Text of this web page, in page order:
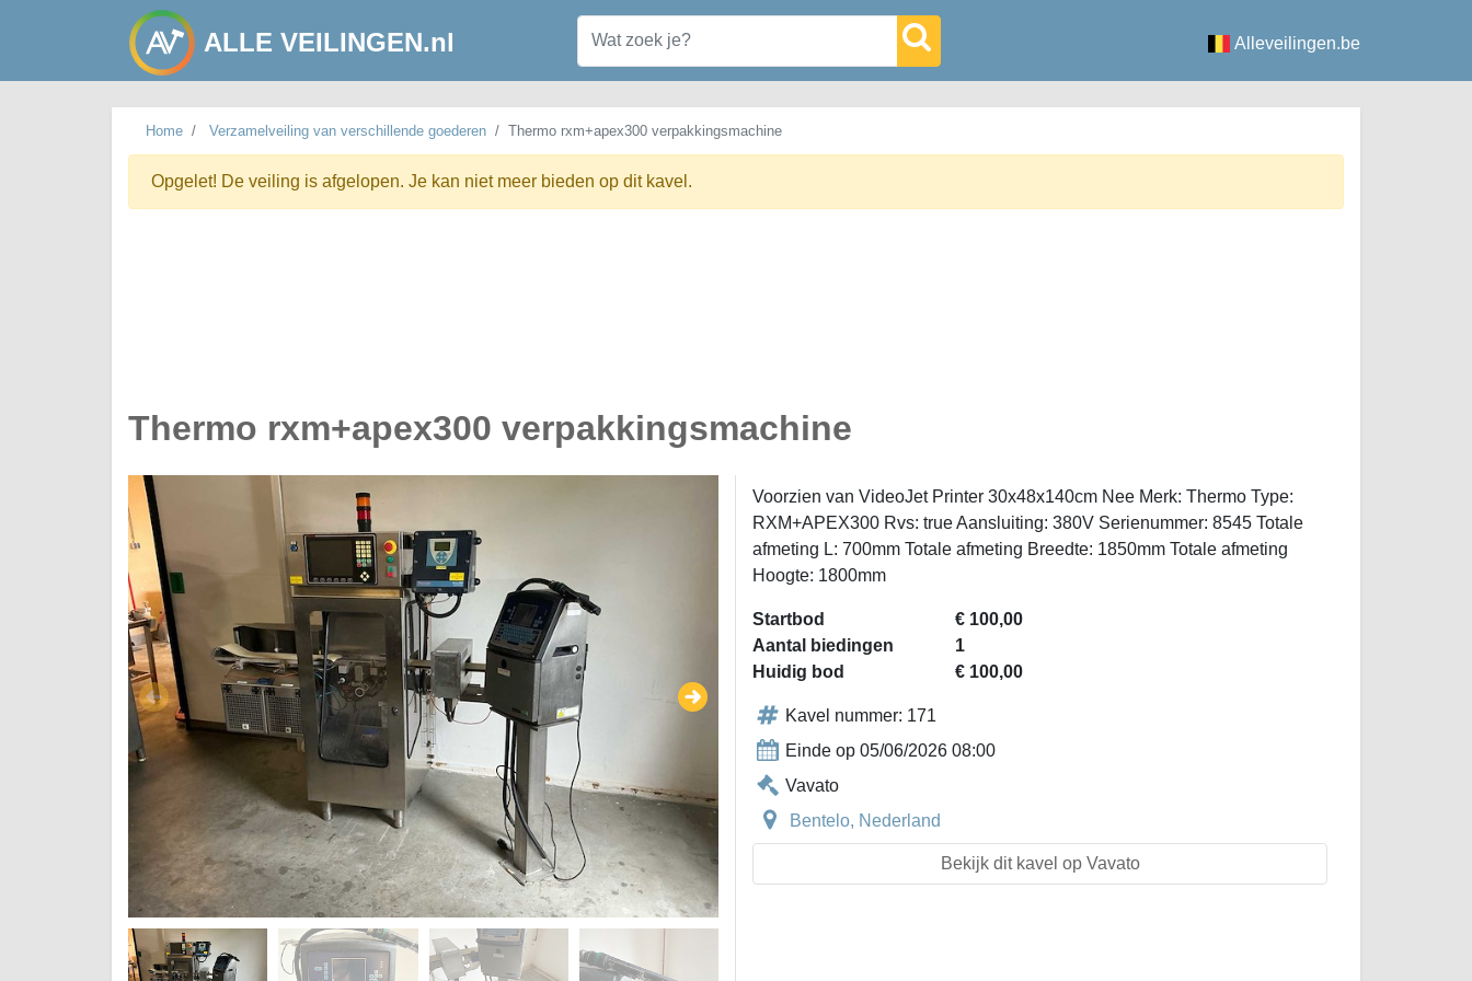
ALLE VEILINGEN.nl Alleveilingen.be
Home Verzamelveiling van verschillende goederen Thermo rxm+apex300 verpakkingsmachine
Opgelet! De veiling is afgelopen. Je kan niet meer bieden op dit kavel.
Thermo rxm+apex300 verpakkingsmachine
Voorzien van VideoJet Printer 30x48x140cm Nee Merk: Thermo Type:
RXM+APEX300 Rvs: true Aansluiting: 380V Serienummer: 8545 Totale
afmeting L: 700mm Totale afmeting Breedte: 1850mm Totale afmeting
Hoogte: 1800mm
Startbod
€ 100,00
Aantal biedingen
1
Huidig bod
€ 100,00
Kavel nummer: 171
Einde op 05/06/2026 08:00
Vavato
Bentelo, Nederland
Bekijk dit kavel op Vavato